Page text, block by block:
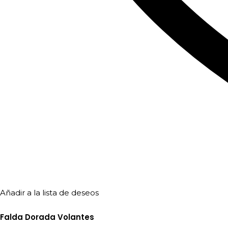
Añadir a la lista de deseos
Falda Dorada Volantes